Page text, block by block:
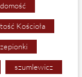
Kościoła
szumlewicz